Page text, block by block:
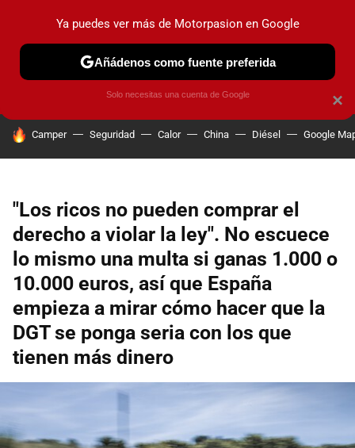
PRUEBAS COCHES ELÉCTRICOS OBSERVATORIO
HOY SE HABLA DE
Camper Seguridad Calor China Diésel Google
"Los ricos no pueden comprar el
derecho a violar la ley". No escuece
lo mismo una multa si ganas 1.000 o
10.000 euros, así que España
empieza a mirar cómo hacer que la
DGT se ponga seria con los que
tienen más dinero
×
Ya puedes ver más de Motorpasion en Google
Añádenos como fuente preferida
Solo necesitas una cuenta de Google